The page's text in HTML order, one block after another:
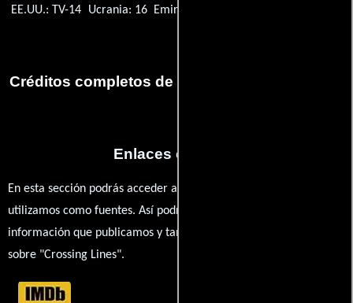
EE.UU.: TV-14 Ucrania: 16 Emiratos Árabes Unidos: 16+
Créditos completos de la serie Crossing Lines
Enlaces externos
En esta sección podrás acceder a los recursos externos que
utilizamos como fuentes. Así podrás chequear toda la
información que publicamos y también ampliar tu conocimiento
sobre "Crossing Lines".